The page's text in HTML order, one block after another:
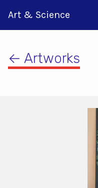
Art & Science
← Artworks